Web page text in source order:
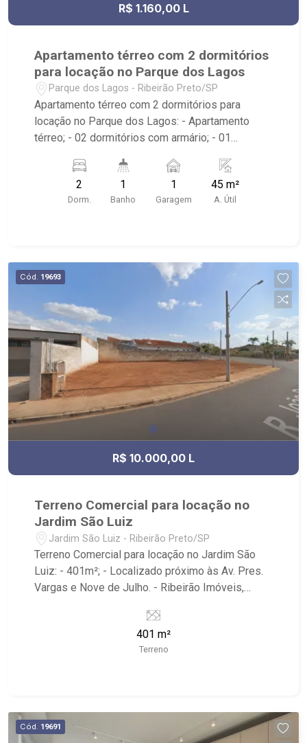
R$ 1.160,00 L
Apartamento térreo com 2 dormitórios
para locação no Parque dos Lagos
Parque dos Lagos - Ribeirão Preto/SP
Apartamento térreo com 2 dormitórios para
locação no Parque dos Lagos: - Apartamento
térreo; - 02 dormitórios com armário; - 01
coberta de garagem; - Cozinha planejada; -
Condomínio com portaria 24horas, salão de
festas, churrasqueira, mercadinho, espaço
2
Dorm.
1
Banho
1
Garagem
45 m²
A. Útil
Cód. 19693
R$ 10.000,00 L
Terreno Comercial para locação no
Jardim São Luiz
Jardim São Luiz - Ribeirão Preto/SP
Terreno Comercial para locação no Jardim São
Luiz: - 401m²; - Localizado próximo às Av. Pres.
Vargas e Nove de Julho. - Ribeirão Imóveis,
se em casa na Ribeirão Imóveis, afinal Somos e
Vivemos Ribeirão: - funcionários capacitados; -
processos rápidos e eficientes; - análise
Imóveis - sede na Av. Professor João Fiusa;
401 m²
Terreno
Cód. 19691